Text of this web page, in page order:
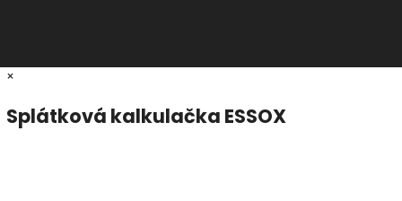
×
Splátková kalkulačka ESSOX